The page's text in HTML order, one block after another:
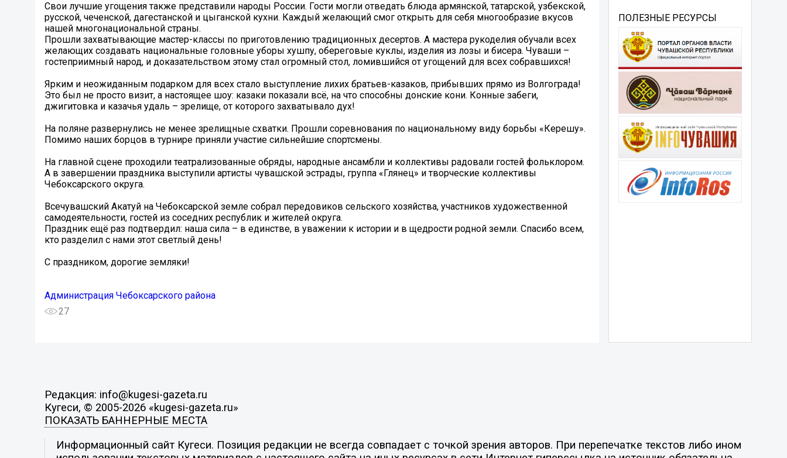
Свои лучшие угощения также представили народы России. Гости могли отведать блюда армянской, татарской, узбекской,
русской, чеченской, дагестанской и цыганской кухни. Каждый желающий смог открыть для себя многообразие вкусов
нашей многонациональной страны.
Прошли захватывающие мастер-классы по приготовлению традиционных десертов. А мастера рукоделия обучали всех
желающих создавать национальные головные уборы хушпу, обереговые куклы, изделия из лозы и бисера. Чуваши –
гостеприимный народ, и доказательством этому стал огромный стол, ломившийся от угощений для всех собравшихся!
Ярким и неожиданным подарком для всех стало выступление лихих братьев-казаков, прибывших прямо из Волгограда!
Это был не просто визит, а настоящее шоу: казаки показали всё, на что способны донские кони. Конные забеги,
джигитовка и казачья удаль – зрелище, от которого захватывало дух!
На поляне развернулись не менее зрелищные схватки. Прошли соревнования по национальному виду борьбы «Керешу».
Помимо наших борцов в турнире приняли участие сильнейшие спортсмены.
На главной сцене проходили театрализованные обряды, народные ансамбли и коллективы радовали гостей фольклором.
А в завершении праздника выступили артисты чувашской эстрады, группа «Глянец» и творческие коллективы
Чебоксарского округа.
Всечувашский Акатуй на Чебоксарской земле собрал передовиков сельского хозяйства, участников художественной
самодеятельности, гостей из соседних республик и жителей округа.
Праздник ещё раз подтвердил: наша сила – в единстве, в уважении к истории и в щедрости родной земли. Спасибо всем,
кто разделил с нами этот светлый день!
С праздником, дорогие земляки!
Администрация Чебоксарского района
27
ПОЛЕЗНЫЕ РЕСУРСЫ
Редакция: info@kugesi-gazeta.ru
Кугеси, © 2005-2026 «kugesi-gazeta.ru»
ПОКАЗАТЬ БАННЕРНЫЕ МЕСТА
Информационный сайт Кугеси. Позиция редакции не всегда совпадает с точкой зрения авторов. При перепечатке текстов либо ином